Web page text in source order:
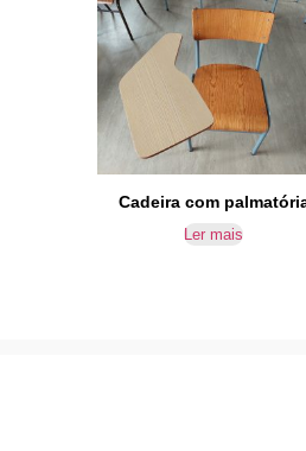
Cadeira com
Ler mais